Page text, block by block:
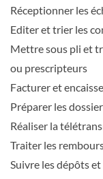
Réceptionner les
Editer et trier les
Mettre sous pli et
ou prescripteurs
Facturer et
Préparer les
Réaliser la
Traiter les
Suivre les dépôts